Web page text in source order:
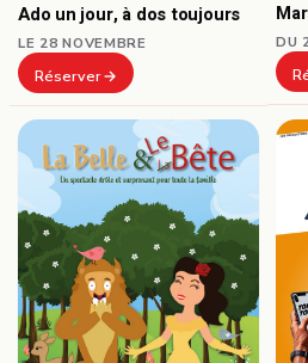
Ado un jour, à dos toujours
LE 28 NOVEMBRE
Réserver
DU